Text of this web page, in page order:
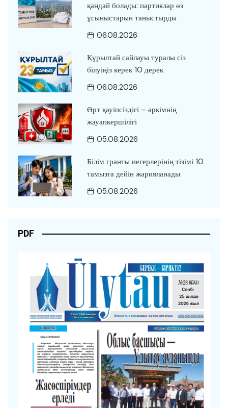
қандай болады: партиялар өз
ұсыныстарын таныстырды
06.08.2026
Құрылтай сайлауы туралы сіз
білуіңіз керек 10 дерек
06.08.2026
Өрт қауіпсіздігі – әркімнің
жауапкершілігі
05.08.2026
Білім гранты иегерлерінің тізімі 10
тамызға дейін жарияланады
05.08.2026
PDF